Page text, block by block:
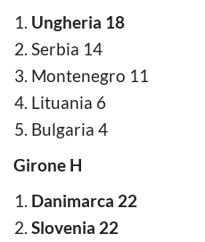
Ungheria 18
Serbia 14
Montenegro 11
Lituania 6
Bulgaria 4
Girone H
Danimarca 22
Slovenia 22